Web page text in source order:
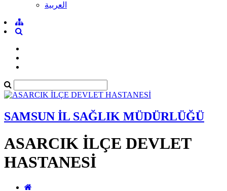
العربية
SAMSUN İL SAĞLIK MÜDÜRLÜĞÜ
ASARCIK İLÇE DEVLET
HASTANESİ